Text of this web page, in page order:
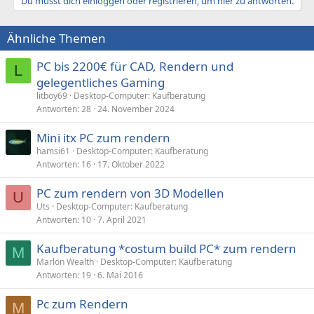
Ähnliche Themen
L
PC bis 2200€ für CAD, Rendern und
gelegentliches Gaming
litboy69
Desktop-Computer: Kaufberatung
Antworten 28 24. November 2024
Mini itx PC zum rendern
hamsi61
Desktop-Computer: Kaufberatung
Antworten 16 17. Oktober 2022
U PC zum rendern von 3D Modellen
Uts
Desktop-Computer: Kaufberatung
Antworten 10 7. April 2021
M Kaufberatung *costum build PC* zum rendern
Marlon Wealth Desktop-Computer: Kaufberatung
Antworten 19 6. Mai 2016
M Pc zum Rendern